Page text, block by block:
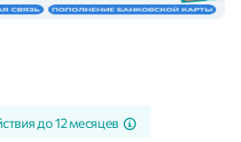
до12 месяцев